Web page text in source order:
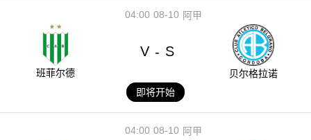
08-10
04:00 阿甲
班菲尔德
V - S
贝尔格拉诺
即将开始
08-10
04:00 阿甲